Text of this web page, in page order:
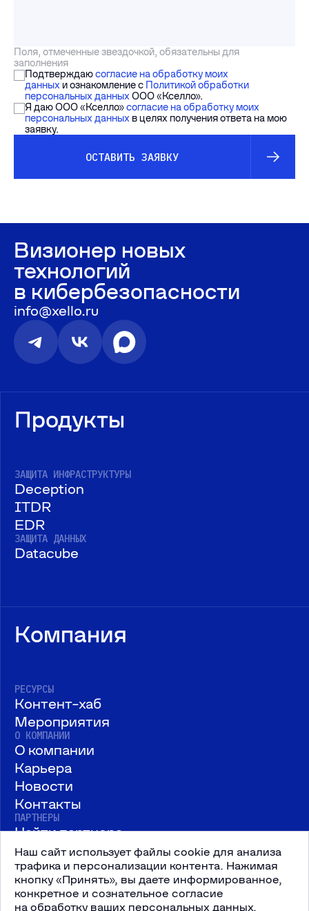
Поля, отмеченные звездочкой, обязательны для
заполнения
Подтверждаюсогласие на обработку моих
данных и ознакомление с Политикой обработки
персональных данных ООО «Кселло».
Я даю ООО «Кселло»согласие на обработку моих
персональных данных в целях получения ответа на мою
заявку.
ОСТАВИТЬ ЗАЯВКУ
Наш сайт использует файлы cookie для анализа
трафика и персонализации контента. Нажимая
кнопку «Принять», вы даете информированное,
конкретное и сознательное согласие
на обработку ваших персональных данных,
Визионер новых
технологий
в кибербезопасности
info@xello.ru
Продукты
ЗАЩИТА ИНФРАСТРУКТУРЫ
Deception
ITDR
EDR
ЗАЩИТА ДАННЫХ
Datacube
Компания
РЕСУРСЫ
Контент-хаб
Мероприятия
О КОМПАНИИ
О компании
Карьера
Новости
Контакты
ПАРТНЕРЫ
Найти партнера
Стать партнером